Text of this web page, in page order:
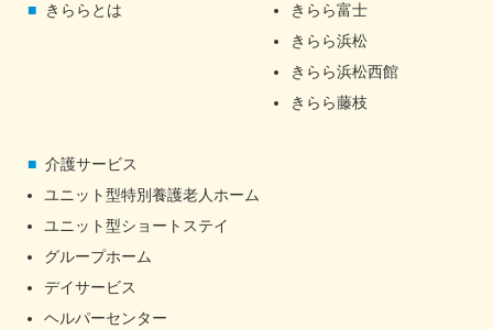
きららとは
きらら富士
きらら浜松
きらら浜松西館
きらら藤枝
介護サービス
ユニット型特別養護老人ホーム
ユニット型ショートステイ
グループホーム
デイサービス
ヘルパーセンター